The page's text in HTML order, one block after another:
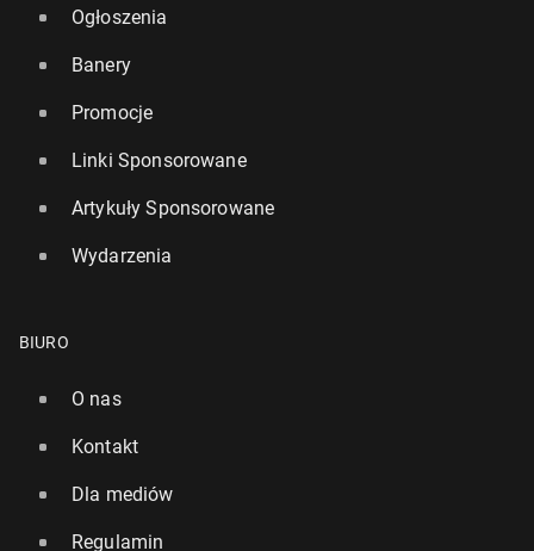
Ogłoszenia
Banery
Promocje
Linki Sponsorowane
Artykuły Sponsorowane
Wydarzenia
BIURO
O nas
Kontakt
Dla mediów
Regulamin